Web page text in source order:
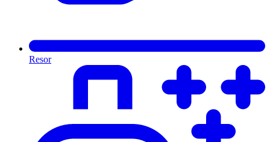
Resor